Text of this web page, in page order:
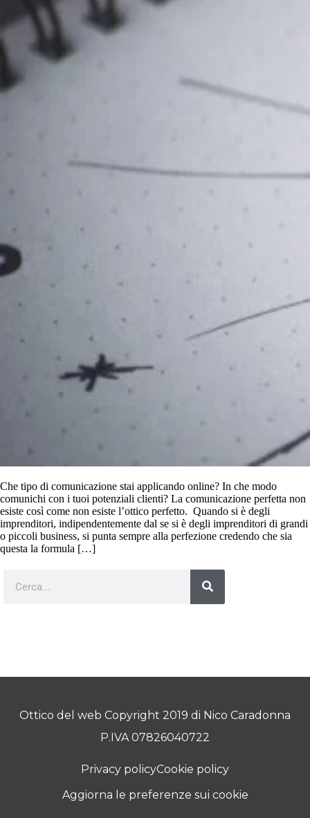
Che tipo di comunicazione stai applicando online? In che modo
comunichi con i tuoi potenziali clienti? La comunicazione perfetta non
esiste così come non esiste l’ottico perfetto. Quando si è degli
imprenditori, indipendentemente dal se si è degli imprenditori di grandi
o piccoli business, si punta sempre alla perfezione credendo che sia
questa la formula […]
Ottico del web Copyright 2019 di Nico Caradonna
P.IVA 07826040722
Privacy policyCookie policy
Aggiorna le preferenze sui cookie